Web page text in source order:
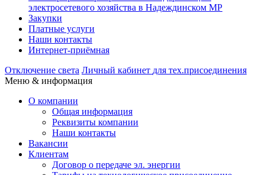
электросетевого хозяйства в Надеждинском МР
Закупки
Платные услуги
Наши контакты
Интернет-приёмная
Отключение света Личный кабинет для тех.присоединения
Меню & информация
О компании
Общая информация
Реквизиты компании
Наши контакты
Вакансии
Клиентам
Договор о передаче эл. энергии